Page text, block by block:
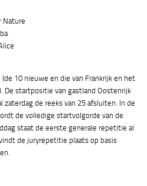
Nature
10 nieuwe en die van Frankrijk en het
De startpositie van gastland Oostenrijk
zaterdag de reeks van 25 afsluiten. In de
de volledige startvolgorde van de
staat de eerste generale repetitie al
de juryrepetitie plaats op basis